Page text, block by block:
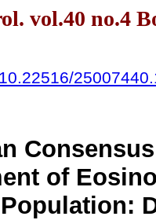
vol.40 no.4
of